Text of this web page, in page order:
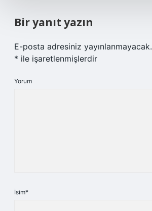
Bir yanıt yazın
E-posta adresiniz yayınlanmayacak.
* ile işaretlenmişlerdir
Yorum
İsim*